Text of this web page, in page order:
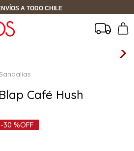
A TODO CHILE
Café Hush
-30 %OFF